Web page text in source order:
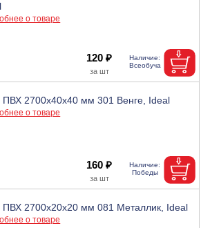
о товаре
120 ₽
ПВХ 2700х40х40 мм 301 Венге, Ideal
о товаре
160 ₽
ПВХ 2700х20х20 мм 081 Металлик, Ideal
о товаре